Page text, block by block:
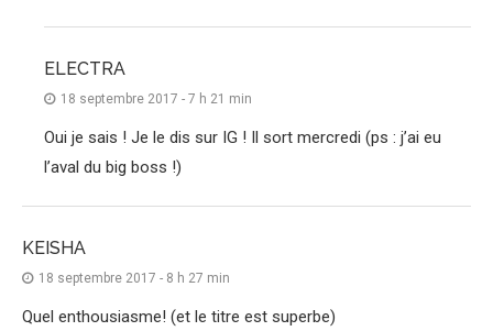
ELECTRA
18 septembre 2017 - 7 h 21 min
Oui je sais ! Je le dis sur IG ! Il sort mercredi (ps : j’ai eu
l’aval du big boss !)
KEISHA
18 septembre 2017 - 8 h 27 min
Quel enthousiasme! (et le titre est superbe)